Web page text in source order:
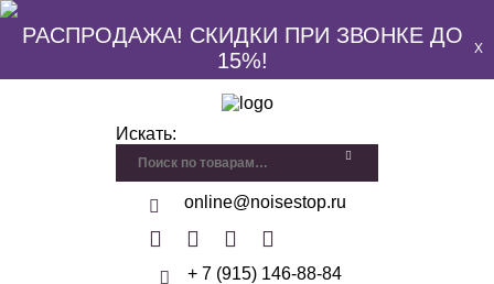
РАСПРОДАЖА! СКИДКИ ПРИ ЗВОНКЕ ДО
15%!
X
Искать:
online@noisestop.ru
+ 7 (915) 146-88-84